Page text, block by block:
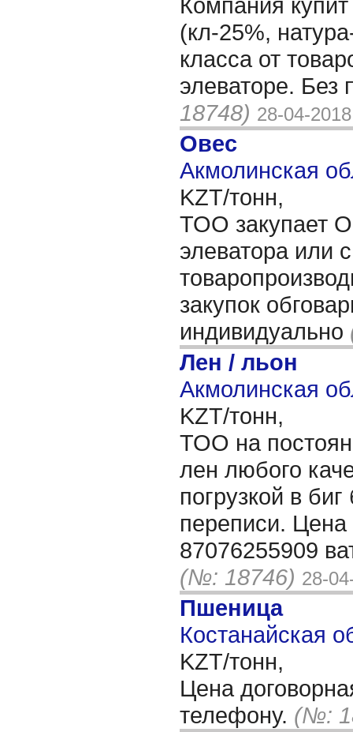
(кл-25%,
класса от
элеваторе. Без
18748) 28-04-2018
Овес
Акмолинская
KZT/тонн,
ТОО закупает
элеватора или
закупок
индивидуально
Лен / льон
Акмолинская
KZT/тонн,
ТОО на
лен любого
погрузкой в
переписи. Цена
87076255909
(№: 18746) 28-
Пшеница
Костанайская
KZT/тонн,
Цена
телефону. (№: